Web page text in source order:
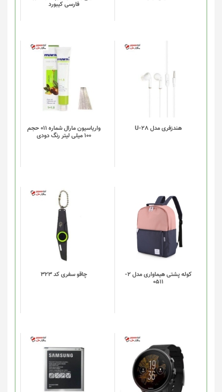
فارسی کیبورد
هندزفری مدل U-28
واریاسیون مارال شماره 011 حجم
100 میلی لیتر رنگ دودی
کوله پشتی هیماواری مدل 2-
0511
این
محصول
انواع
مختلفی
می
گزینه
ها
محصول
انتخاب
شوند
چاقو سفری کد 323